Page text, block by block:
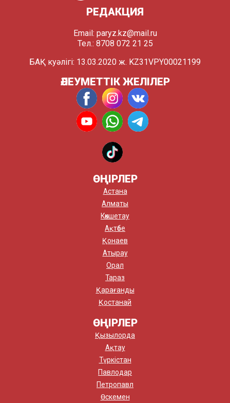
РЕДАКЦИЯ
Email: paryz.kz@mail.ru
Тел.: 8708 072 21 25
БАҚ куәлігі: 13.03.2020 ж. KZ31VPY00021199
ӘЛЕУМЕТТІК ЖЕЛІЛЕР
ӨҢІРЛЕР
Астана
Алматы
Көкшетау
Ақтөбе
Қонаев
Атырау
Орал
Тараз
Қарағанды
Қостанай
ӨҢІРЛЕР
Қызылорда
Ақтау
Түркістан
Павлодар
Петропавл
Өскемен